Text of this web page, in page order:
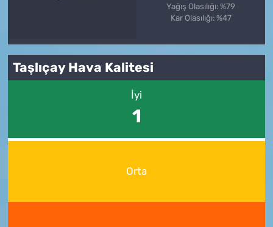
Yağış Olasılığı: %79
Kar Olasılığı: %47
Taşlıçay Hava Kalitesi
İyi
1
Orta